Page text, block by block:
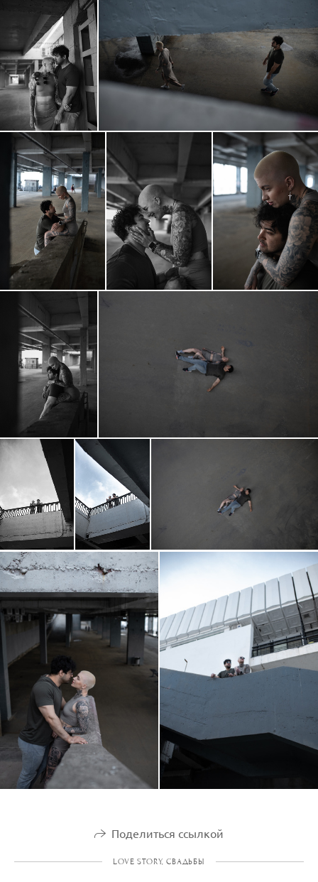
Поделиться ссылкой
LOVE STORY, СВАДЬБЫ